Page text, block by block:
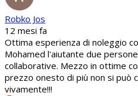
Robko Jos
12 mesi fa
Ottima esperienza di noleggio
Mohamed l'aiutante due
collaborative. Mezzo in ottime
prezzo onesto di più non si può
vivamente!!!